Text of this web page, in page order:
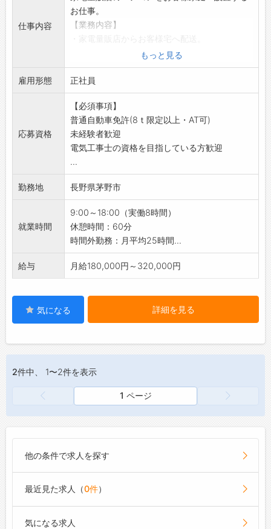
仕事内容
お仕事。
【業務内容】
・各家庭へのエアコン取り付け設置業務。
・基本的に2名体制での作業となります。
※諏訪地区近郊。
※バンタイプの車で移動します(AT限定可)。
※1日5~8件ほどのご自宅へ訪問します。
※家電量販店へ直行直帰。
※他地域へ、応援に行くこともあります。
【ポイント】
・資格の有無問わず実務経験者大歓迎◎
・未経験者も歓迎します！
・未経験から始められる環境が整っています◎
・電気工事士の資格取得を目指している方歓
迎！
・資格取得制度もあります♪
・閑散期の際には、シフトを調整し連休を取得
・シフト制で、社員同士で助け合いながら進め
・社員旅行(1回/年)や納涼祭その他イベント等を
通して、風通しの良い社風が魅力です♪
・制服支給します◎
もっと見る
雇用形態 正社員
応募資格
【必須事項】
普通自動車免許(8ｔ限定以上・AT可)
未経験者歓迎
電気工事士の資格を目指している方歓迎
...
勤務地 長野県茅野市
就業時間
9:00～18:00（実働8時間）
休憩時間：60分
時間外勤務：月平均25時間...
給与 月給180,000円～320,000円
気になる 詳細を見る
2件中、 1〜2件を表示
1 ページ
他の条件で求人を探す
最近見た求人（0件）
気になる求人